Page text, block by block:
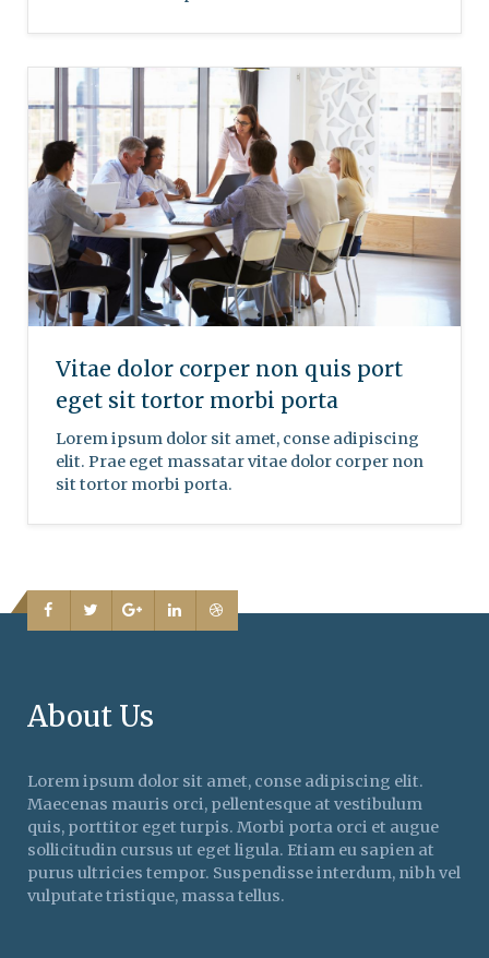
Vitae dolor corper non quis port
eget sit tortor morbi porta
Lorem ipsum dolor sit amet, conse adipiscing
elit. Prae eget massatar vitae dolor corper non
sit tortor morbi porta.
About Us
Lorem ipsum dolor sit amet, conse adipiscing elit.
Maecenas mauris orci, pellentesque at vestibulum
quis, porttitor eget turpis. Morbi porta orci et augue
sollicitudin cursus ut eget ligula. Etiam eu sapien at
purus ultricies tempor. Suspendisse interdum, nibh vel
vulputate tristique, massa tellus.